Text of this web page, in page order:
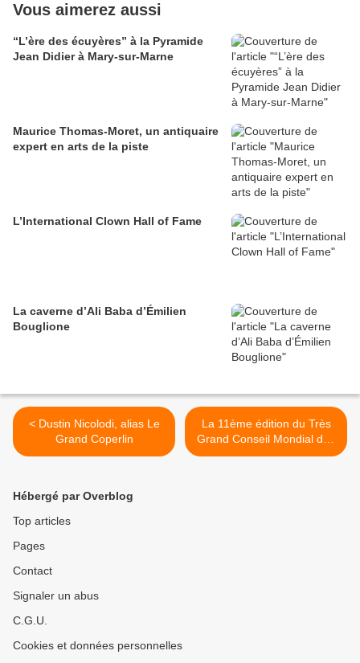
Vous aimerez aussi
“L’ère des écuyères” à la Pyramide
Jean Didier à Mary-sur-Marne
Maurice Thomas-Moret, un antiquaire
expert en arts de la piste
L’International Clown Hall of Fame
La caverne d’Ali Baba d’Émilien
Bouglione
< Dustin Nicolodi, alias Le
Grand Coperlin
La 11ème édition du Très
Grand Conseil Mondial des
Clowns >
Hébergé par Overblog
Top articles
Pages
Contact
Signaler un abus
C.G.U.
Cookies et données personnelles